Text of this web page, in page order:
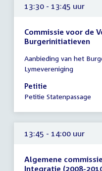
13:30 - 13:45 uur
Commissie voor de
Burgerinitiatieven
vergadering
13:30
-
13:45
Aanbieding van het
Lymevereniging
Petitie
Petitie Statenpassage
13:45 - 14:00 uur
Algemene
Integratie (2008-